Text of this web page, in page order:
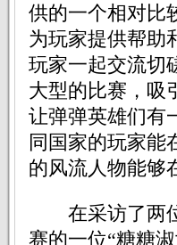
供的一个相对比
为玩家提供帮助
玩家一起交流切
大型的比赛，吸
让弹弹英雄们有
同国家的玩家能
的风流人物能够
在采访了两位
赛的一位“糖糖